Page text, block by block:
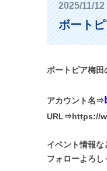
2025/11/12
ボートピ
ボートピア梅
アカウント名⇒
URL⇒https://
イベント情報な
フォローよろし